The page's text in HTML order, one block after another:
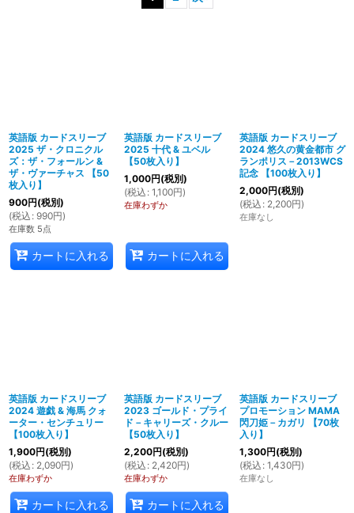
英語版 カードスリーブ
2025 ザ・クロニクル
ズ：ザ・フォールン &
ザ・ヴァーチャス 【50
枚入り】
900円(税別)
(税込 : 990円)
在庫数 5点
カートに入れる
英語版 カードスリーブ
2025 十代 & ユベル
【50枚入り】
1,000円(税別)
(税込 : 1,100円)
在庫わずか
カートに入れる
英語版 カードスリーブ
2024 悠久の黄金都市 グ
ランポリス－2013WCS
記念 【100枚入り】
2,000円(税別)
(税込 : 2,200円)
在庫なし
英語版 カードスリーブ
2024 遊戯 & 海馬 クォ
ーター・センチュリー
【100枚入り】
1,900円(税別)
(税込 : 2,090円)
在庫わずか
カートに入れる
英語版 カードスリーブ
2023 ゴールド・プライ
ド－キャリーズ・クルー
【50枚入り】
2,200円(税別)
(税込 : 2,420円)
在庫わずか
カートに入れる
英語版 カードスリーブ
プロモーション MAMA
閃刀姫－カガリ 【70枚
入り】
1,300円(税別)
(税込 : 1,430円)
在庫なし